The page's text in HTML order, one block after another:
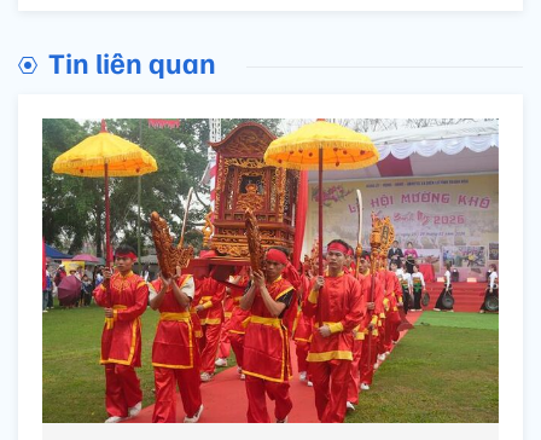
Tin liên quan